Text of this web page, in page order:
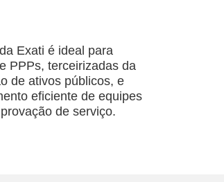
Exati é ideal para
PPPs, terceirizadas da
de ativos públicos, e
eficiente de equipes
de serviço.